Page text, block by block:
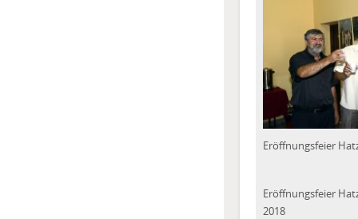
Eröffnungsfeier
Eröffnungsfeier
2018